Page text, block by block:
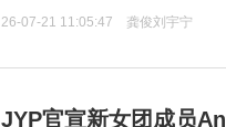
26-07-21 11:05:47 龚俊刘宇宁
JYP官宣新女团成员